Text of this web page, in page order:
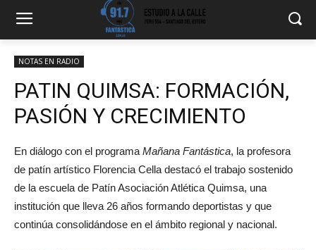
NOTAS EN RADIO
PATIN QUIMSA: FORMACIÓN,
PASIÓN Y CRECIMIENTO
En diálogo con el programa Mañana Fantástica, la profesora
de patín artístico Florencia Cella destacó el trabajo sostenido
de la escuela de Patín Asociación Atlética Quimsa, una
institución que lleva 26 años formando deportistas y que
continúa consolidándose en el ámbito regional y nacional.